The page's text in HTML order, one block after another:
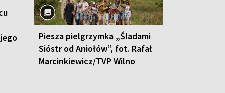
Piesza pielgrzymka „Śladami
Sióstr od Aniołów”, fot. Rafał
Marcinkiewicz/TVP Wilno